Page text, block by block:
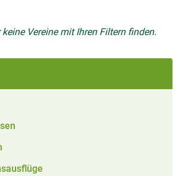
Vereine mit Ihren Filtern finden.